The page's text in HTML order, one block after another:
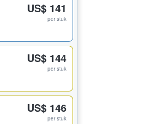
US$ 141
per stuk
US$ 144
per stuk
US$ 146
per stuk